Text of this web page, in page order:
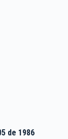
de 1986